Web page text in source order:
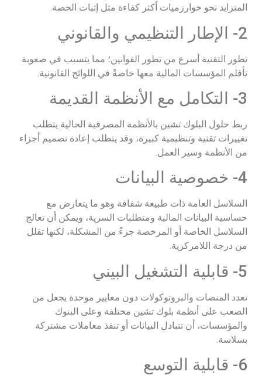
المتزايد نحو خوارزميات أكثر كفاءة مثل إثبات الحصة.
2- الإطار التنظيمي والقانوني
تطور التقنية أسرع من تطور القوانين؛ مما يتسبب في صعوبة
تأقلم المؤسسات المالية معها خاصةً في اللوائح القانونية.
3- التكامل مع الأنظمة القديمة
ربط حلول البلوك تشين بالأنظمة المصرفية الحالية يتطلب
تغييرات تقنية وتنظيمية كبيرة، وقد يتطلب إعادة تصميم أجزاء
من الأنظمة وسير العمل.
4- خصوصية البيانات
السلاسل العامة ذات طبيعة شفافة وهو ما يتعارض مع
حساسية البيانات المالية ومتطلبات السرية، ويمكن أن تعالج
السلاسل الخاصة أو المرخصة جزءً من المشكلة، لكنها تقلل
من درجة اللامركزية.
5- قابلية التشغيل البيني
تعدد المنصات والبروتوكولات دون معايير موحدة يجعل من
الصعب على أنظمة بلوك تشين مختلفة وعلى البنوك
والمؤسسات، أن تتبادل البيانات أو تنفذ معاملات مشتركة
بسلاسة.
6- قابلية التوسع